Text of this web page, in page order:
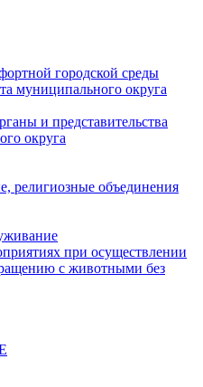
городской среды
муниципального округа
и представительства
округа
религиозные объединения
при осуществлении
с животными без